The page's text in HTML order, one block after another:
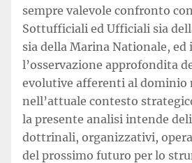
sempre valevole confronto
Sottufficiali ed Ufficiali sia
sia della Marina Nationale,
l’osservazione approfondita
evolutive afferenti al
nell’attuale contesto
la presente analisi intende
dottrinali, organizzativi,
del prossimo futuro per lo